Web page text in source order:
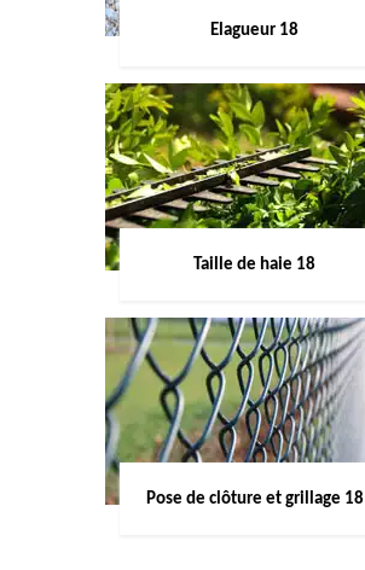
Elagueur 18
Taille de haie 18
Pose de clôture et grillage 18